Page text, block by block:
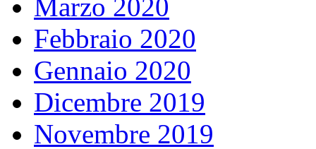
Marzo 2020
Febbraio 2020
Gennaio 2020
Dicembre 2019
Novembre 2019